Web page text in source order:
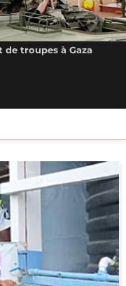
de troupes à Gaza